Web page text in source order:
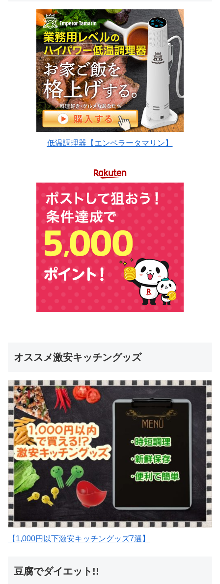
低温調理器【エンペラータマリン】
オススメ激安キッチングッズ
【1,000円以下激安キッチングッズ7選】
豆腐でダイエット!!